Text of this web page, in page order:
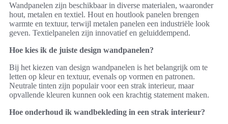
Wandpanelen zijn beschikbaar in diverse materialen, waaronder
hout, metalen en textiel. Hout en houtlook panelen brengen
warmte en textuur, terwijl metalen panelen een industriële look
geven. Textielpanelen zijn innovatief en geluiddempend.
Hoe kies ik de juiste design wandpanelen?
Bij het kiezen van design wandpanelen is het belangrijk om te
letten op kleur en textuur, evenals op vormen en patronen.
Neutrale tinten zijn populair voor een strak interieur, maar
opvallende kleuren kunnen ook een krachtig statement maken.
Hoe onderhoud ik wandbekleding in een strak interieur?